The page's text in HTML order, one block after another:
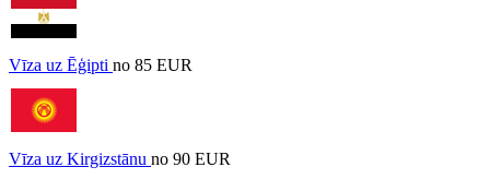
Vīza uz Ēģipti no 85 EUR
Vīza uz Kirgizstānu no 90 EUR